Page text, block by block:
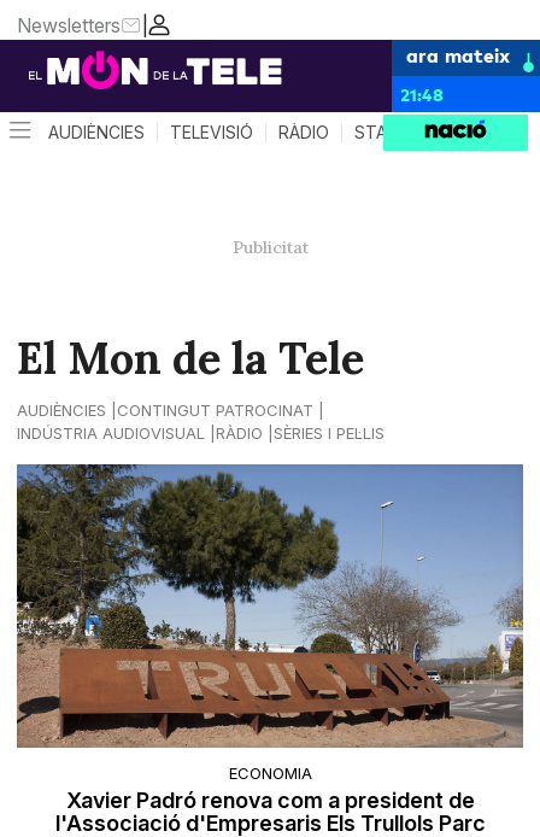
|
Newsletters
ara mateix
21:48
AUDIÈNCIES TELEVISIÓ RÀDIO STAR SYSTEM
El Mon de la Tele
AUDIÈNCIES
CONTINGUT PATROCINAT
INDÚSTRIA AUDIOVISUAL
RÀDIO SÈRIES I PEL·LIS
ECONOMIA
Xavier Padró renova com a president de
l'Associació d'Empresaris Els Trullols Parc